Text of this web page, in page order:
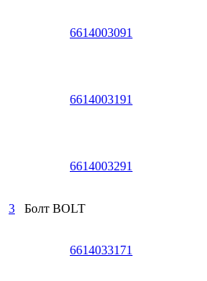
6614003091
6614003191
6614003291
3
Болт BOLT
6614033171